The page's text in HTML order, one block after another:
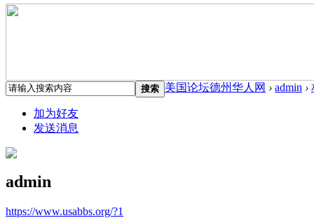
搜索 美国论坛德州华人网 › admin ›
加为好友
发送消息
admin
https://www.usabbs.org/?1